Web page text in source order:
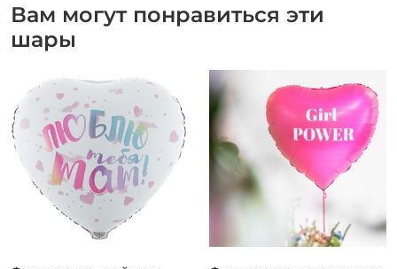
Вам могут понравиться эти
шары